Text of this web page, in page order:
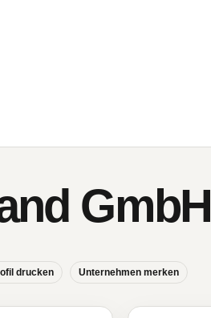
GmbH
drucken Unternehmen merken